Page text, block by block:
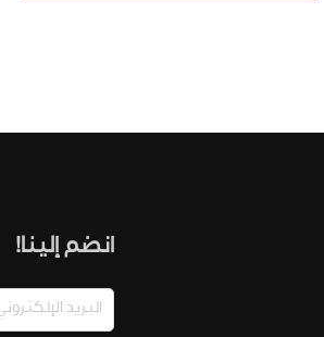
انضم إلينا!